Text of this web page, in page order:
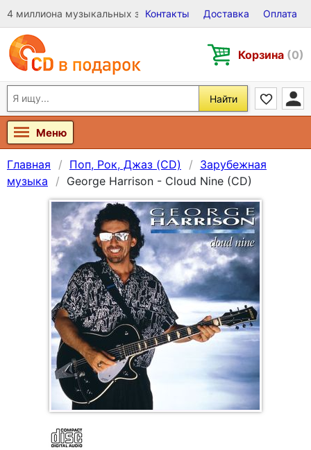
4 миллиона музыкальных записей на Виниле, CD и DVD
Контакты Доставка Оплата
Корзина (0)
Найти
Меню
Главная Поп, Рок, Джаз (CD)
Зарубежная
музыка
George Harrison - Cloud Nine (CD)